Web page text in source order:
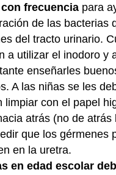
frecuencia para
de las bacterias
del tracto urinario.
a utilizar el inodoro y
enseñarles
A las niñas se les
limpiar con el papel
atrás (no de atrás
que los gérmenes
en la uretra.
en edad escolar